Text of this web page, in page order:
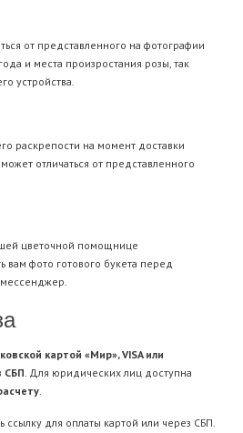
от представленного на фотографии
и места произростания розы, так
устройства.
раскрепости на момент доставки
отличаться от представленного
цветочной помощнице
вам фото готового букета перед
мессенджер.
картой «Мир», VISA или
СБП. Для юридических лиц доступна
.
для оплаты картой или через СБП.